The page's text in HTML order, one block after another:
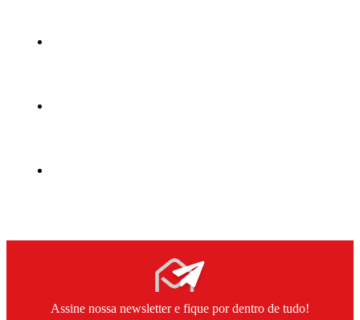
Assine nossa newsletter e fique por dentro de tudo!